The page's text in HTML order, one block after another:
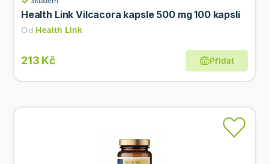
Health Link Vilcacora kapsle 500 mg 100 kapslí
Od Health Link
213 Kč Přidat